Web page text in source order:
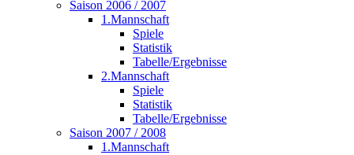
Saison 2006 / 2007
1.Mannschaft
Spiele
Statistik
Tabelle/Ergebnisse
2.Mannschaft
Spiele
Statistik
Tabelle/Ergebnisse
Saison 2007 / 2008
1.Mannschaft